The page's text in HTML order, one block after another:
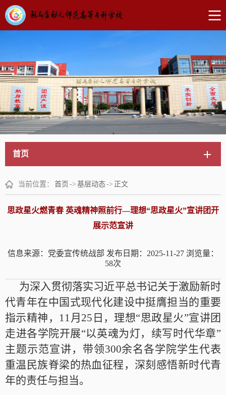
首页
当前位置： 首页 -> 基层动态-> 正文
思政星火燃青春 英魂精神照前行—理想“思政星火”宣讲团开
展示范宣讲
信息来源：党委宣传统战部 发布日期：2025-11-27 浏览量：
58次
为深入贯彻落实习近平总书记关于激励新时
代青年在中国式现代化建设中挺膺担当的重要
指示精神，11月25日，理想“思政星火”宣讲团
走进各学院开展“以英魂为灯，续写时代华章”
主题示范宣讲，带领300余名各学院学生代表
重温民族脊梁的热血征程，深刻感悟新时代青
年的责任与担当。